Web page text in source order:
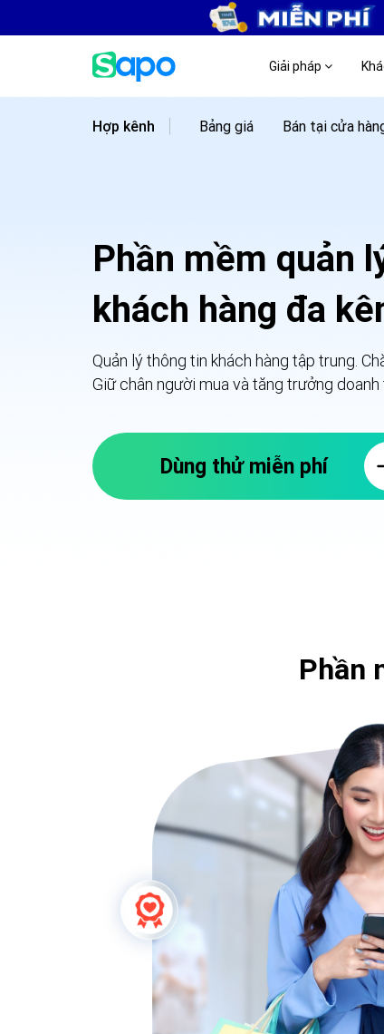
Giải pháp
Hợp kênh Bảng giá Bán tại cửa
Phần mềm quản
khách hàng đa
Quản lý thông tin khách hàng tập trung.
Giữ chân người mua và tăng trưởng doanh
Dùng thử miễn phí
Phần